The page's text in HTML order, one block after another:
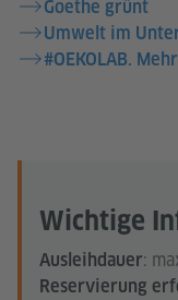
Goethe grünt
Umwelt im
#OEKOLAB.
Wichtige
Ausleihdauer:
Reservierung